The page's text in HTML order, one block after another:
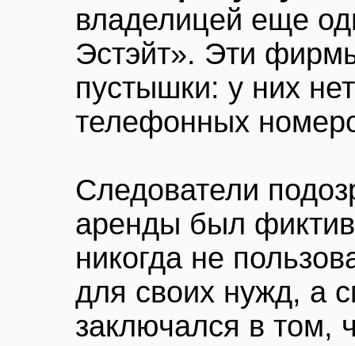
владелицей еще
Эстэйт». Эти
пустышки: у них
телефонных
Следователи
аренды был
никогда не
для своих нужд, а
заключался в том,